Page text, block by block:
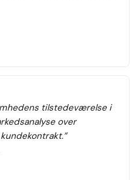
tilstedeværelse i
over
”